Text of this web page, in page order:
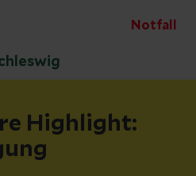
Notfall
Highlight: